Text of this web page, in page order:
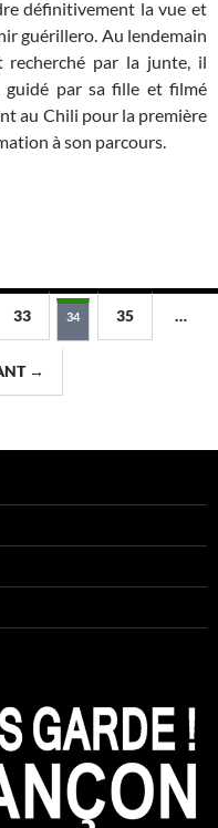
définitivement la vue et
guérillero. Au lendemain
recherché par la junte, il
guidé par sa fille et filmé
au Chili pour la première
à son parcours.
33 34 35 …
→